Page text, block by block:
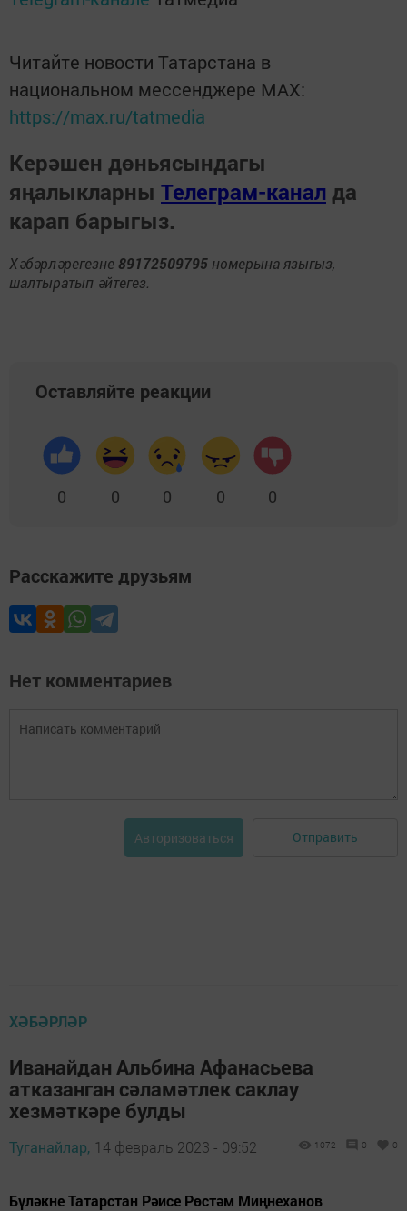
Читайте новости Татарстана в
национальном мессенджере MАХ:
https://max.ru/tatmedia
Керәшен дөньясындагы
яңалыкларны Телеграм-канал да
карап барыгыз.
Хәбәрләрегезне 89172509795 номерына языгыз,
шалтыратып әйтегез.
Оставляйте реакции
0 0 0 0 0
Расскажите друзьям
Нет комментариев
Авторизоваться Отправить
ХӘБӘРЛӘР
Иванайдан Альбина Афанасьева
атказанган сәламәтлек саклау
хезмәткәре булды
Туганайлар, 14 февраль 2023 - 09:52 1072 0 0
Бүләкне Татарстан Рәисе Рөстәм Миңнеханов